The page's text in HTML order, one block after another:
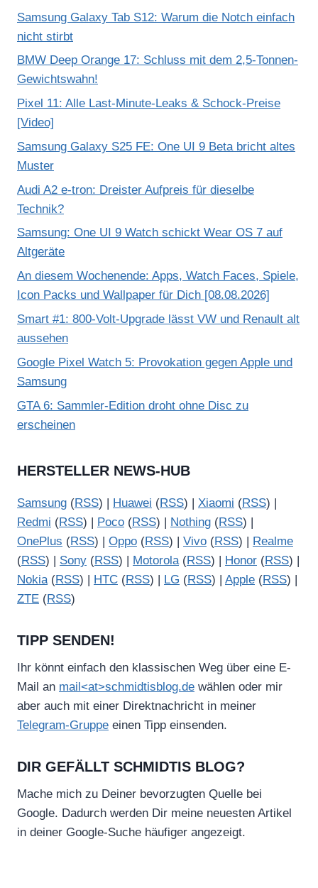
Samsung Galaxy Tab S12: Warum die Notch einfach
nicht stirbt
BMW Deep Orange 17: Schluss mit dem 2,5-Tonnen-
Gewichtswahn!
Pixel 11: Alle Last-Minute-Leaks & Schock-Preise
[Video]
Samsung Galaxy S25 FE: One UI 9 Beta bricht altes
Muster
Audi A2 e-tron: Dreister Aufpreis für dieselbe
Technik?
Samsung: One UI 9 Watch schickt Wear OS 7 auf
Altgeräte
An diesem Wochenende: Apps, Watch Faces, Spiele,
Icon Packs und Wallpaper für Dich [08.08.2026]
Smart #1: 800-Volt-Upgrade lässt VW und Renault alt
aussehen
Google Pixel Watch 5: Provokation gegen Apple und
Samsung
GTA 6: Sammler-Edition droht ohne Disc zu
erscheinen
HERSTELLER NEWS-HUB
Samsung (RSS) | Huawei (RSS) | Xiaomi (RSS) |
Redmi (RSS) | Poco (RSS) | Nothing (RSS) |
OnePlus (RSS) | Oppo (RSS) | Vivo (RSS) |
Realme
(RSS) | Sony (RSS) | Motorola(RSS) | Honor (RSS) |
Nokia(RSS) | HTC (RSS) | LG (RSS) | Apple (RSS) |
ZTE (RSS)
TIPP SENDEN!
Ihr könnt einfach den klassischen Weg über eine E-
Mail an mail<at>schmidtisblog.de wählen oder mir
aber auch mit einer Direktnachricht in meiner
Telegram-Gruppe einen Tipp einsenden.
DIR GEFÄLLT SCHMIDTIS BLOG?
Mache mich zu Deiner bevorzugten Quelle bei
Google. Dadurch werden Dir meine neuesten Artikel
in deiner Google-Suche häufiger angezeigt.